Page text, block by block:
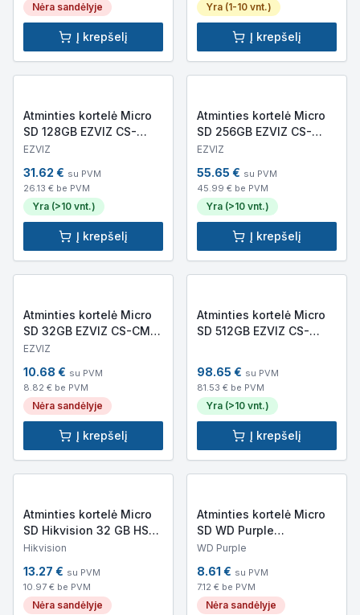
Nėra sandėlyje
Į krepšelį
Yra (1-10 vnt.)
Į krepšelį
Atminties kortelė Micro
SD 128GB EZVIZ CS-
CMT-CARDT128G-D
EZVIZ
31.62 € su PVM
26.13 € be PVM
Yra (>10 vnt.)
Į krepšelį
Atminties kortelė Micro
SD 256GB EZVIZ CS-
CMT-CARDT256G
EZVIZ
55.65 € su PVM
45.99 € be PVM
Yra (>10 vnt.)
Į krepšelį
Atminties kortelė Micro
SD 32GB EZVIZ CS-CMT-
CARDT32GDD
EZVIZ
10.68 € su PVM
8.82 € be PVM
Nėra sandėlyje
Į krepšelį
Atminties kortelė Micro
SD 512GB EZVIZ CS-
98.65 € su PVM
81.53 € be PVM
Yra (>10 vnt.)
Į krepšelį
Atminties kortelė Micro
SD Hikvision 32 GB HS-
TF-L2I/32G
Hikvision
13.27 € su PVM
10.97 € be PVM
Nėra sandėlyje
Atminties kortelė Micro
SD WD Purple
WDD032G1P0C
WD Purple
8.61 € su PVM
7.12 € be PVM
Nėra sandėlyje